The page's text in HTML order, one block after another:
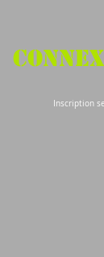
Inscription